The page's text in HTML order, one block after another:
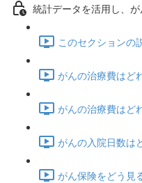
統計データを活用し、
このセクションの
がんの治療費はど
がんの治療費はど
がんの入院日数は
がん保険をどう見